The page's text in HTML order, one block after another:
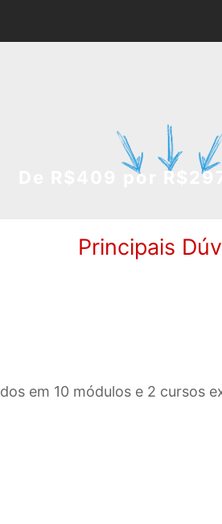
De R$409 por
Principais
em 10 módulos e 2 cursos